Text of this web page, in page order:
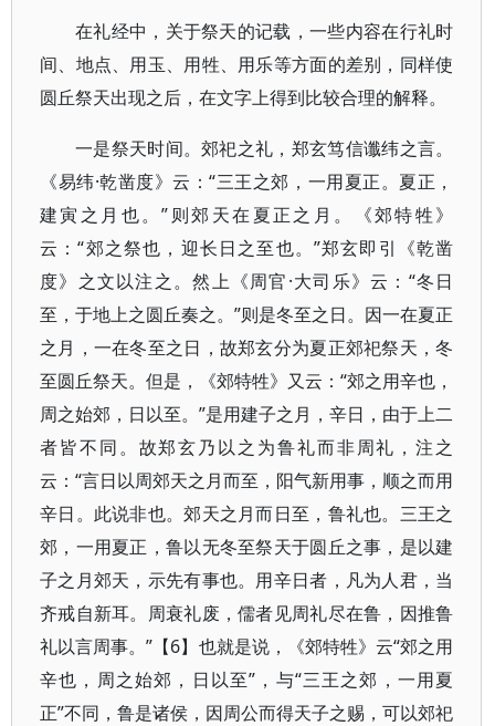
在礼经中，关于祭天的记载，一些内容在行礼时
间、地点、用玉、用牲、用乐等方面的差别，同样使
圆丘祭天出现之后，在文字上得到比较合理的解释。
一是祭天时间。郊祀之礼，郑玄笃信谶纬之言。
《易纬·乾凿度》云：“三王之郊，一用夏正。夏正，
建寅之月也。”则郊天在夏正之月。《郊特牲》
云：“郊之祭也，迎长日之至也。”郑玄即引《乾凿
度》之文以注之。然上《周官·大司乐》云：“冬日
至，于地上之圆丘奏之。”则是冬至之日。因一在夏正
之月，一在冬至之日，故郑玄分为夏正郊祀祭天，冬
至圆丘祭天。但是，《郊特牲》又云：“郊之用辛也，
周之始郊，日以至。”是用建子之月，辛日，由于上二
者皆不同。故郑玄乃以之为鲁礼而非周礼，注之
云：“言日以周郊天之月而至，阳气新用事，顺之而用
辛日。此说非也。郊天之月而日至，鲁礼也。三王之
郊，一用夏正，鲁以无冬至祭天于圆丘之事，是以建
子之月郊天，示先有事也。用辛日者，凡为人君，当
齐戒自新耳。周衰礼废，儒者见周礼尽在鲁，因推鲁
礼以言周事。”【6】也就是说，《郊特牲》云“郊之用
辛也，周之始郊，日以至”，与“三王之郊，一用夏
正”不同，鲁是诸侯，因周公而得天子之赐，可以郊祀